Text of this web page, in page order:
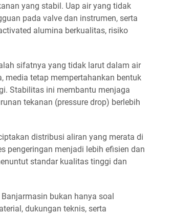
yang stabil. Uap air yang tidak
pada valve dan instrumen, serta
alumina berkualitas, risiko
sifatnya yang tidak larut dalam air
media tetap mempertahankan bentuk
Stabilitas ini membantu menjaga
tekanan (pressure drop) berlebih
distribusi aliran yang merata di
pengeringan menjadi lebih efisien dan
standar kualitas tinggi dan
bukan hanya soal
dukungan teknis, serta